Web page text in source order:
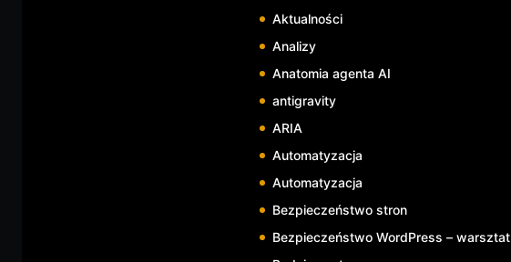
Aktualności
Analizy
Anatomia agenta AI
antigravity
ARIA
Automatyzacja
Automatyzacja
Bezpieczeństwo stron
Bezpieczeństwo WordPress – warsztat